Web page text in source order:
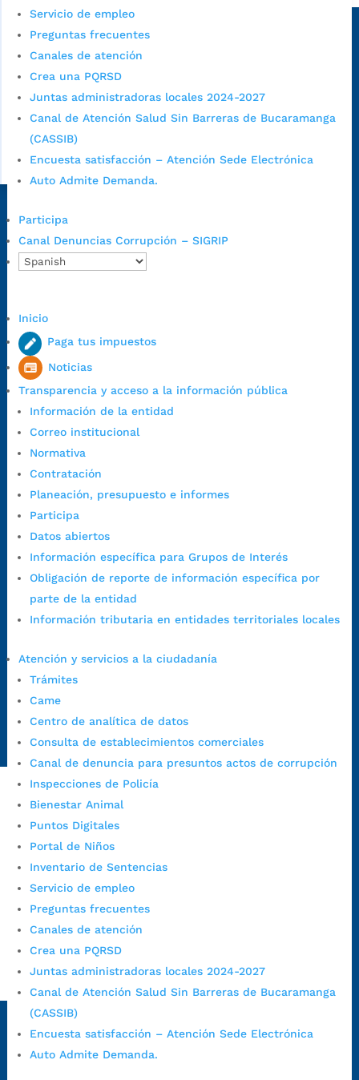
Servicio de empleo
Preguntas frecuentes
Canales de atención
Crea una PQRSD
Juntas administradoras locales 2024-2027
Canal de Atención Salud Sin Barreras de Bucaramanga
(CASSIB)
Encuesta satisfacción – Atención Sede Electrónica
Auto Admite Demanda.
Participa
Canal Denuncias Corrupción – SIGRIP
Inicio
Paga tus impuestos
Noticias
Transparencia y acceso a la información pública
Información de la entidad
Correo institucional
Normativa
Contratación
Planeación, presupuesto e informes
Participa
Datos abiertos
Información específica para Grupos de Interés
Obligación de reporte de información específica por
parte de la entidad
Información tributaria en entidades territoriales locales
Atención y servicios a la ciudadanía
Trámites
Came
Centro de analítica de datos
Consulta de establecimientos comerciales
Canal de denuncia para presuntos actos de corrupción
Inspecciones de Policía
Bienestar Animal
Puntos Digitales
Portal de Niños
Inventario de Sentencias
Servicio de empleo
Preguntas frecuentes
Canales de atención
Crea una PQRSD
Juntas administradoras locales 2024-2027
Canal de Atención Salud Sin Barreras de Bucaramanga
(CASSIB)
Encuesta satisfacción – Atención Sede Electrónica
Auto Admite Demanda.
Sede principal
Dirección Fase I:
Colombia.
Dirección Fase II:Carrera 11 # 34-52, Bucaramanga, Santander,
Horario de Atención:
1:00 p.m. a 5:30 p.m. / viernes jornada continua en el horario de
7:00 a.m. a 5:00 p.m., con 30 minutos de descanso al medio día.
Horario de Atención CAME (Central):
Canal de denuncia para presuntos actos de corrupción:
https://canaldenuncia.bucaramanga.gov.co/
Radique aquí su queja disciplinaria:
https://www.bucaramanga.gov.co/gobierno-ciudadanos-
1/secretarias/oficina-de-control-interno-disciplinario/
@AlcaldíaBGA
Alcaldía de Bucaramanga
Autorización de Tratamiento de Datos Personales
de Tratamiento de Datos Personales
|
Política web y
comunicaciones |Política de derechos de autor